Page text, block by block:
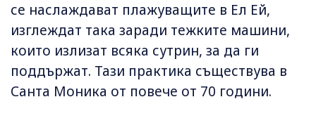
се наслаждават плажуващите в Ел Ей,
изглеждат така заради тежките машини,
които излизат всяка сутрин, за да ги
поддържат. Тази практика съществува в
Санта Моника от повече от 70 години.